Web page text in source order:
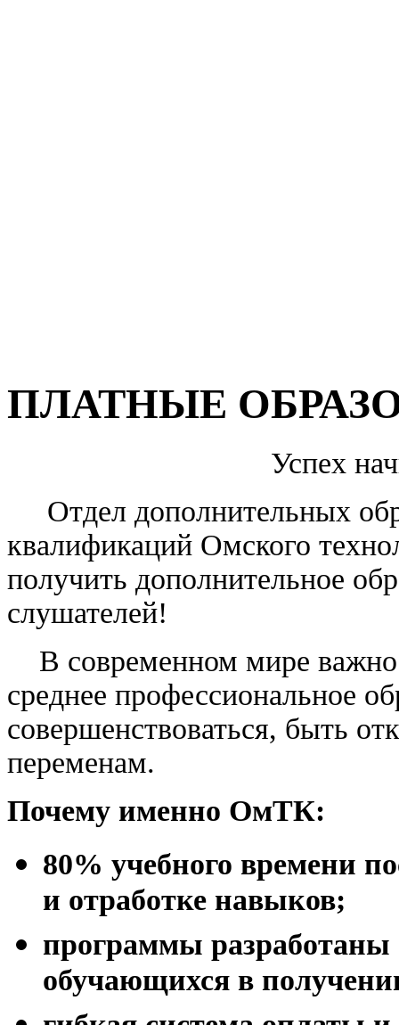
ПЛАТНЫЕ
Успех
Отдел дополнительных
квалификаций Омского
получить дополнительное
слушателей!
В современном мире важно
среднее профессиональное
совершенствоваться, быть
переменам.
Почему именно ОмТК:
80% учебного времени
и отработке навыков;
программы разработаны
обучающихся в